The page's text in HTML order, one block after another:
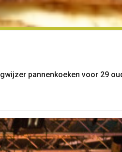
pannenkoeken voor 29